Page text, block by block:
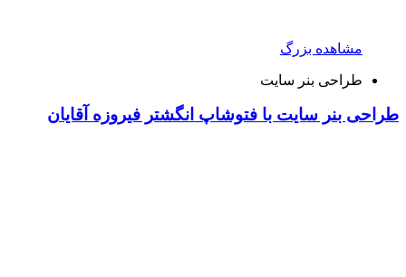
مشاهده بزرگ
طراحی بنر سایت
طراحی بنر سایت با فتوشاپ انگشتر فیروزه آقایان